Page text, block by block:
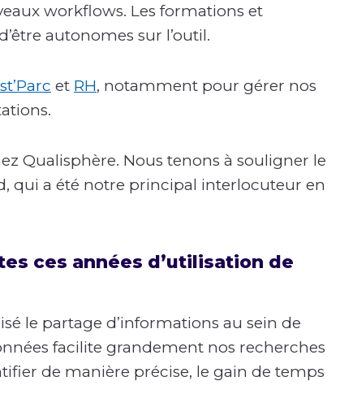
workflows. Les formations et
autonomes sur l’outil.
et RH, notamment pour gérer nos
Qualisphère. Nous tenons à souligner le
qui a été notre principal interlocuteur en
ces années d’utilisation de
le partage d’informations au sein de
facilite grandement nos recherches
de manière précise, le gain de temps